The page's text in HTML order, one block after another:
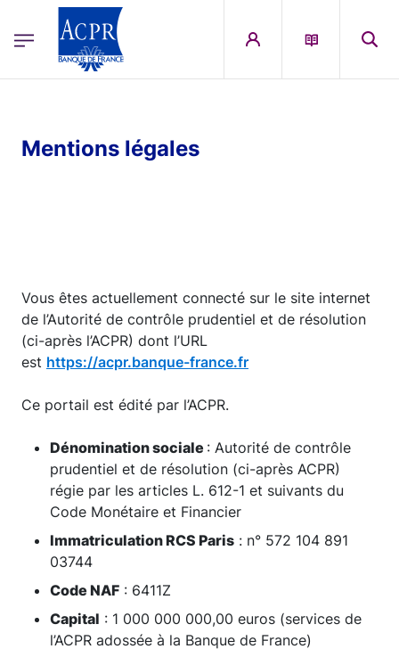
ACPR Menu Principal (French)
Mentions légales
Vous êtes actuellement connecté sur le site internet
de l’Autorité de contrôle prudentiel et de résolution
(ci-après l’ACPR) dont l’URL
est https://acpr.banque-france.fr
Ce portail est édité par l’ACPR.
Dénomination sociale : Autorité de contrôle
prudentiel et de résolution (ci-après ACPR)
régie par les articles L. 612-1 et suivants du
Code Monétaire et Financier
Immatriculation RCS Paris : n° 572 104 891
03744
Code NAF : 6411Z
Capital : 1 000 000 000,00 euros (services de
l’ACPR adossée à la Banque de France)